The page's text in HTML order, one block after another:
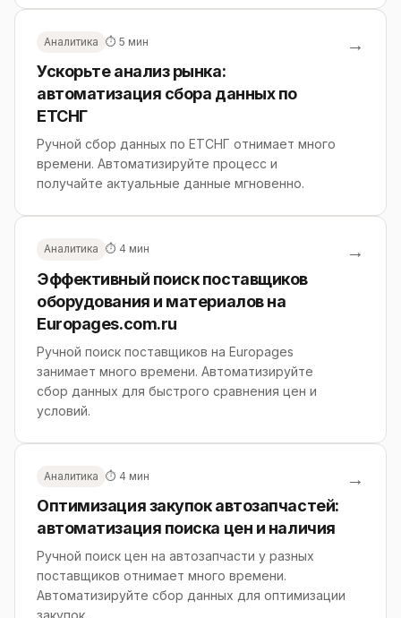
Аналитика ⏱ 5 мин
Ускорьте анализ рынка:
автоматизация сбора данных по
ЕТСНГ
Ручной сбор данных по ЕТСНГ отнимает много
времени. Автоматизируйте процесс и
получайте актуальные данные мгновенно.
→
Аналитика ⏱ 4 мин
Эффективный поиск поставщиков
оборудования и материалов на
Europages.com.ru
Ручной поиск поставщиков на Europages
занимает много времени. Автоматизируйте
сбор данных для быстрого сравнения цен и
условий.
→
Аналитика ⏱ 4 мин
Оптимизация закупок автозапчастей:
автоматизация поиска цен и наличия
Ручной поиск цен на автозапчасти у разных
поставщиков отнимает много времени.
Автоматизируйте сбор данных для оптимизации
закупок.
→